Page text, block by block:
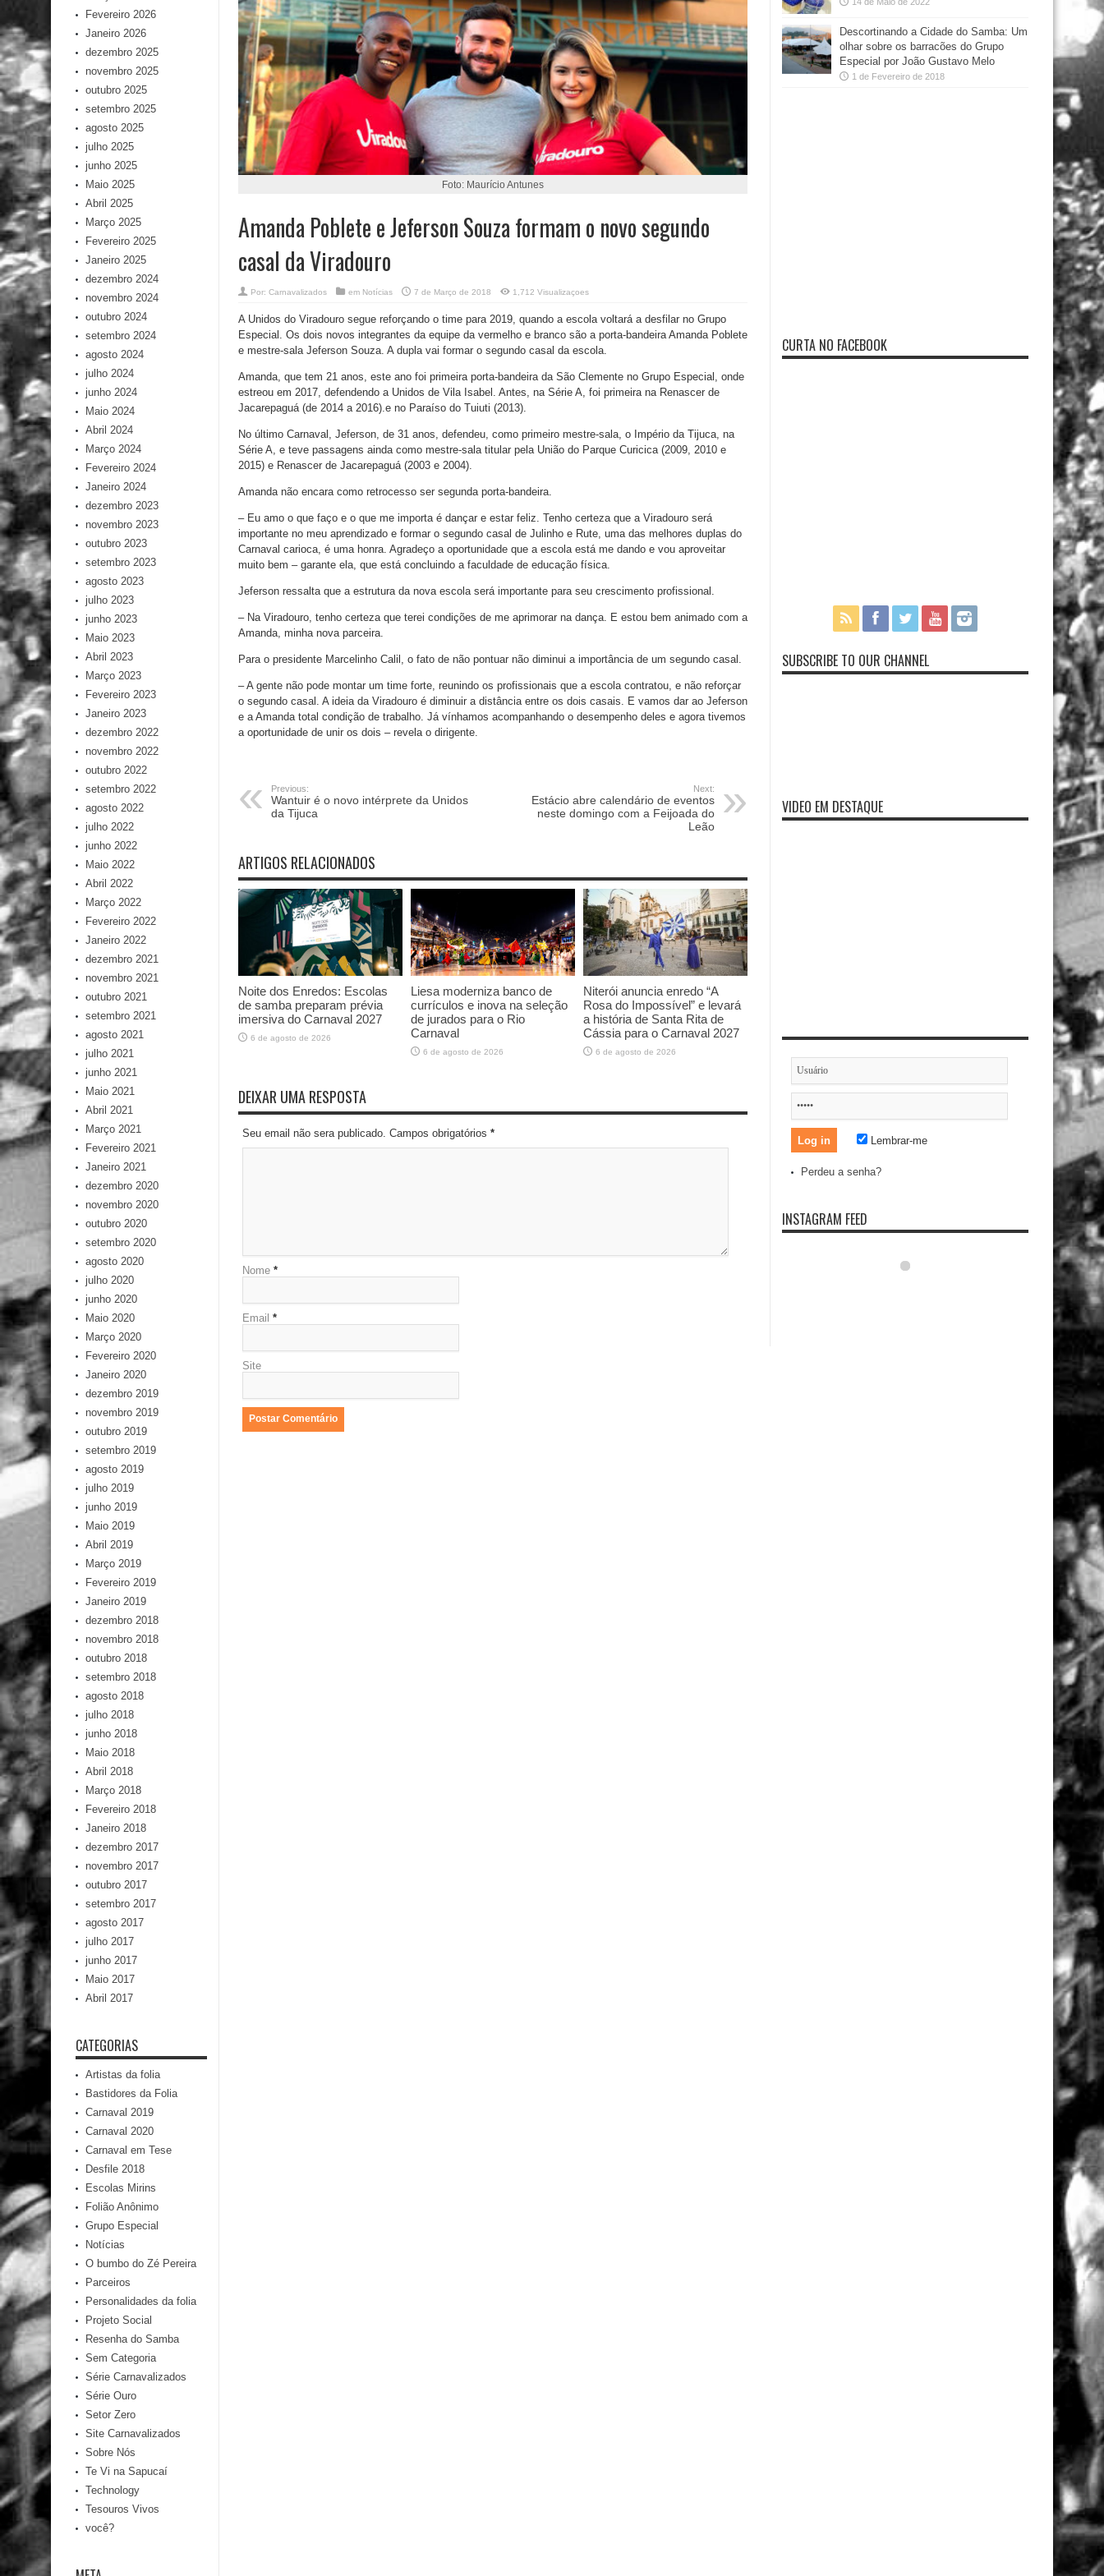
Foto: Maurício Antunes
Amanda Poblete e Jeferson Souza formam o novo segundo
casal da Viradouro
Por: Carnavalizados em Notícias 7 de Março de 2018 1,712 Visualizaçoes
A Unidos do Viradouro segue reforçando o time para 2019, quando a escola voltará a desfilar no Grupo
Especial. Os dois novos integrantes da equipe da vermelho e branco são a porta-bandeira Amanda Poblete
e mestre-sala Jeferson Souza. A dupla vai formar o segundo casal da escola.
Amanda, que tem 21 anos, este ano foi primeira porta-bandeira da São Clemente no Grupo Especial, onde
estreou em 2017, defendendo a Unidos de Vila Isabel. Antes, na Série A, foi primeira na Renascer de
Jacarepaguá (de 2014 a 2016).e no Paraíso do Tuiuti (2013).
No último Carnaval, Jeferson, de 31 anos, defendeu, como primeiro mestre-sala, o Império da Tijuca, na
Série A, e teve passagens ainda como mestre-sala titular pela União do Parque Curicica (2009, 2010 e
2015) e Renascer de Jacarepaguá (2003 e 2004).
Amanda não encara como retrocesso ser segunda porta-bandeira.
– Eu amo o que faço e o que me importa é dançar e estar feliz. Tenho certeza que a Viradouro será
importante no meu aprendizado e formar o segundo casal de Julinho e Rute, uma das melhores duplas do
Carnaval carioca, é uma honra. Agradeço a oportunidade que a escola está me dando e vou aproveitar
muito bem – garante ela, que está concluindo a faculdade de educação física.
Jeferson ressalta que a estrutura da nova escola será importante para seu crescimento profissional.
– Na Viradouro, tenho certeza que terei condições de me aprimorar na dança. E estou bem animado com a
Amanda, minha nova parceira.
Para o presidente Marcelinho Calil, o fato de não pontuar não diminui a importância de um segundo casal.
– A gente não pode montar um time forte, reunindo os profissionais que a escola contratou, e não reforçar
o segundo casal. A ideia da Viradouro é diminuir a distância entre os dois casais. E vamos dar ao Jeferson
e a Amanda total condição de trabalho. Já vínhamos acompanhando o desempenho deles e agora tivemos
a oportunidade de unir os dois – revela o dirigente.
Previous:
Wantuir é o novo intérprete da Unidos
da Tijuca
Next:
Estácio abre calendário de eventos
neste domingo com a Feijoada do
Leão
ARTIGOS RELACIONADOS
Noite dos Enredos: Escolas
de samba preparam prévia
imersiva do Carnaval 2027
6 de agosto de 2026
Liesa moderniza banco de
currículos e inova na seleção
de jurados para o Rio
Carnaval
6 de agosto de 2026
Niterói anuncia enredo “A
Rosa do Impossível” e levará
a história de Santa Rita de
Cássia para o Carnaval 2027
6 de agosto de 2026
DEIXAR UMA RESPOSTA
Seu email não sera publicado. Campos obrigatórios *
Nome *
Email *
Site
Fevereiro 2026
Janeiro 2026
dezembro 2025
novembro 2025
outubro 2025
setembro 2025
agosto 2025
julho 2025
junho 2025
Maio 2025
Abril 2025
Março 2025
Fevereiro 2025
Janeiro 2025
dezembro 2024
novembro 2024
outubro 2024
setembro 2024
agosto 2024
julho 2024
junho 2024
Maio 2024
Abril 2024
Março 2024
Fevereiro 2024
Janeiro 2024
dezembro 2023
novembro 2023
outubro 2023
setembro 2023
agosto 2023
julho 2023
junho 2023
Maio 2023
Abril 2023
Março 2023
Fevereiro 2023
Janeiro 2023
dezembro 2022
novembro 2022
outubro 2022
setembro 2022
agosto 2022
julho 2022
junho 2022
Maio 2022
Abril 2022
Março 2022
Fevereiro 2022
Janeiro 2022
dezembro 2021
novembro 2021
outubro 2021
setembro 2021
agosto 2021
julho 2021
junho 2021
Maio 2021
Abril 2021
Março 2021
Fevereiro 2021
Janeiro 2021
dezembro 2020
novembro 2020
outubro 2020
setembro 2020
agosto 2020
julho 2020
junho 2020
Maio 2020
Março 2020
Fevereiro 2020
Janeiro 2020
dezembro 2019
novembro 2019
outubro 2019
setembro 2019
agosto 2019
julho 2019
junho 2019
Maio 2019
Abril 2019
Março 2019
Fevereiro 2019
Janeiro 2019
dezembro 2018
novembro 2018
outubro 2018
setembro 2018
agosto 2018
julho 2018
junho 2018
Maio 2018
Abril 2018
Março 2018
Fevereiro 2018
Janeiro 2018
dezembro 2017
novembro 2017
outubro 2017
setembro 2017
agosto 2017
julho 2017
junho 2017
Maio 2017
Abril 2017
CATEGORIAS
Artistas da folia
Bastidores da Folia
Carnaval 2019
Carnaval 2020
Carnaval em Tese
Desfile 2018
Escolas Mirins
Folião Anônimo
Grupo Especial
Notícias
O bumbo do Zé Pereira
Parceiros
Personalidades da folia
Projeto Social
Resenha do Samba
Sem Categoria
Série Carnavalizados
Série Ouro
Setor Zero
Site Carnavalizados
Sobre Nós
Te Vi na Sapucaí
Technology
Tesouros Vivos
você?
Descortinando a Cidade do Samba: Um
olhar sobre os barracões do Grupo
Especial por João Gustavo Melo
1 de Fevereiro de 2018
CURTA NO FACEBOOK
SUBSCRIBE TO OUR CHANNEL
VIDEO EM DESTAQUE
Lembrar-me
Perdeu a senha?
INSTAGRAM FEED